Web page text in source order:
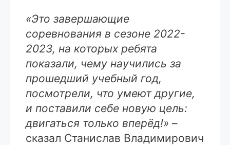
«Это завершающие
соревнования в сезоне 2022-
2023, на которых ребята
показали, чему научились за
прошедший учебный год,
посмотрели, что умеют другие,
и поставили себе новую цель:
двигаться только вперёд!» –
сказал Станислав Владимирович